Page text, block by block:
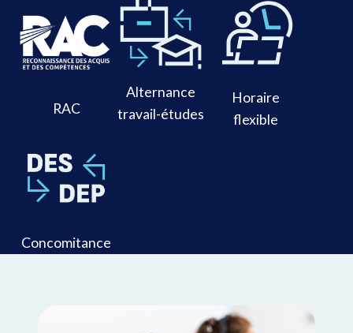
RAC
Alternance
travail-études
Horaire
flexible
Concomitance